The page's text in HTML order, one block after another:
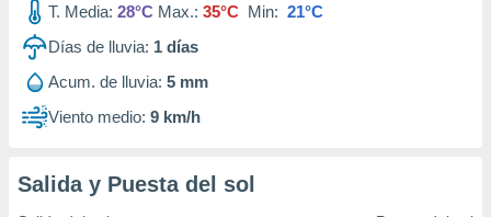
T. Media: 28°C Max.: 35°C Min: 21°C
Días de lluvia: 1 días
Acum. de lluvia: 5 mm
Viento medio: 9 km/h
Salida y Puesta del sol